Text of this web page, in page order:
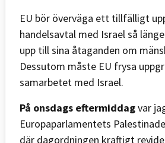
EU bör överväga ett tillfälligt
handelsavtal med Israel så
upp till sina åtaganden om
Dessutom måste EU frysa
samarbetet med Israel.
På onsdags eftermiddagvar
Europaparlamentets
där dagordningen kraftigt